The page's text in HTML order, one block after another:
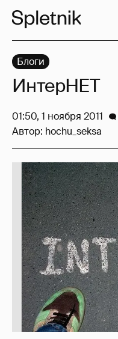
Блоги
ИнтерНЕТ
01:50, 1 ноября 2011
Автор: hochu_seksa